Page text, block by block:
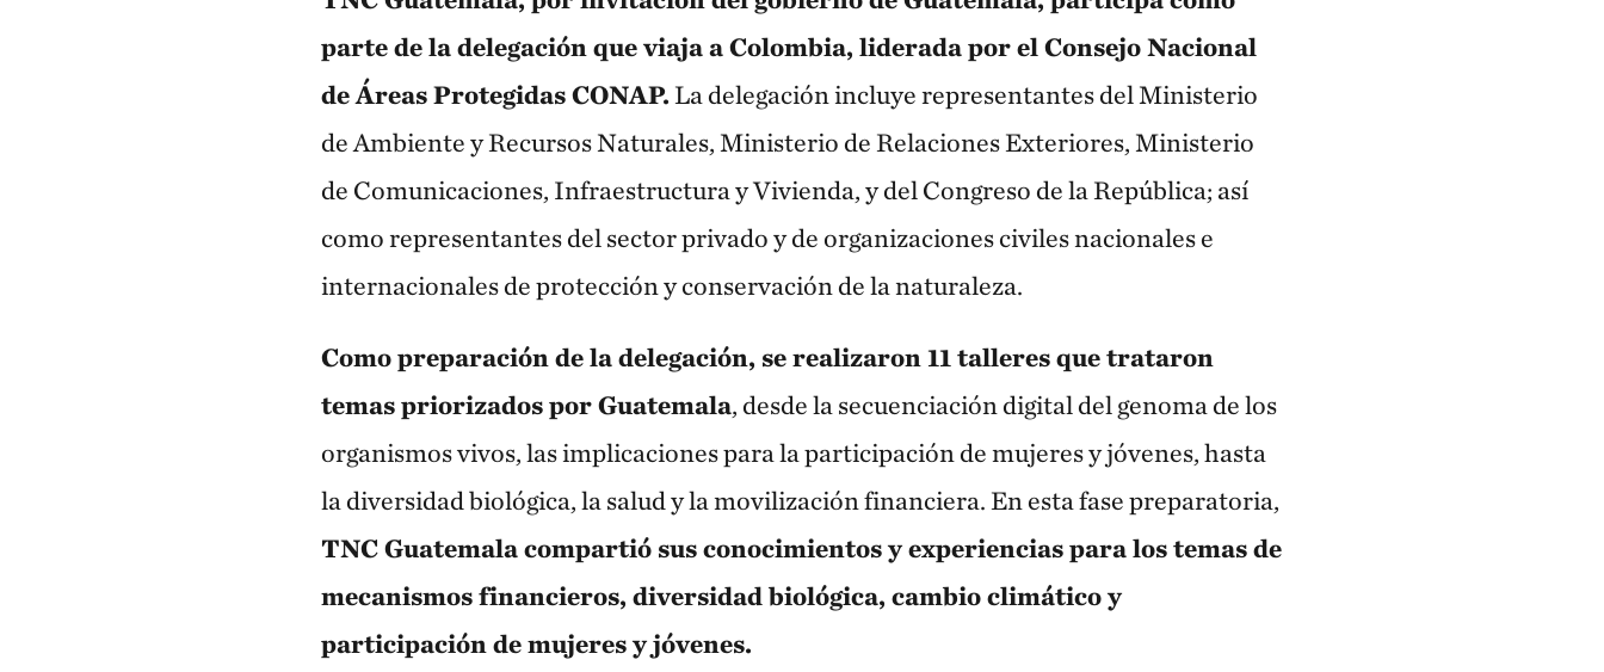
parte de la delegación que viaja a Colombia, liderada por el Consejo Nacional
de Áreas Protegidas CONAP. La delegación incluye representantes del Ministerio
de Ambiente y Recursos Naturales, Ministerio de Relaciones Exteriores, Ministerio
de Comunicaciones, Infraestructura y Vivienda, y del Congreso de la República; así
como representantes del sector privado y de organizaciones civiles nacionales e
internacionales de protección y conservación de la naturaleza.
Como preparación de la delegación, se realizaron 11 talleres que trataron
temas priorizados por Guatemala, desde la secuenciación digital del genoma de los
organismos vivos, las implicaciones para la participación de mujeres y jóvenes, hasta
la diversidad biológica, la salud y la movilización financiera. En esta fase preparatoria,
TNC Guatemala compartió sus conocimientos y experiencias para los temas de
mecanismos financieros, diversidad biológica, cambio climático y
participación de mujeres y jóvenes.